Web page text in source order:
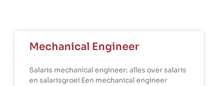
Mechanical Engineer
Salaris mechanical engineer: alles over salaris
en salarisgroei Een mechanical engineer